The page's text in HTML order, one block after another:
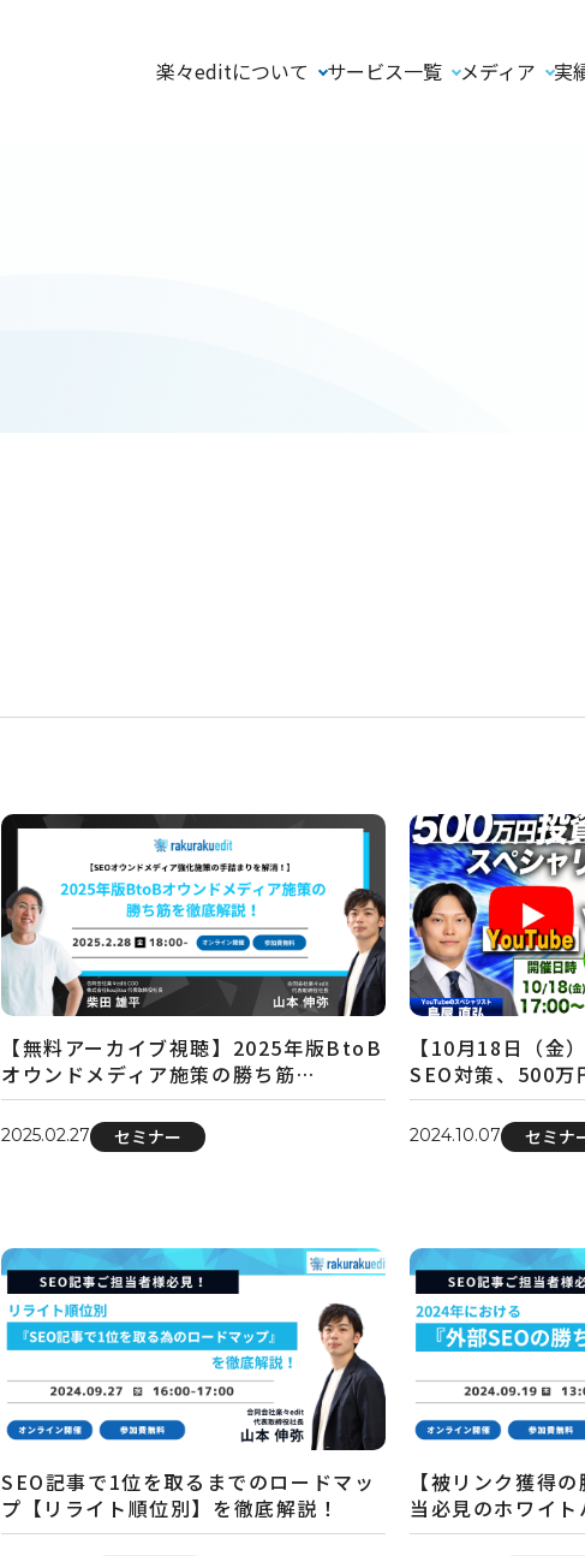
楽々editについて サービス一覧 メディア 実
【無料アーカイブ視聴】2025年版BtoB
オウンドメディア施策の勝ち筋…
2025.02.27 セミナー
【10月18日（金
SEO対策、500
2024.10.07 セミナ
SEO記事で1位を取るまでのロードマッ
プ【リライト順位別】を徹底解説！
【被リンク獲得
当必見のホワイ